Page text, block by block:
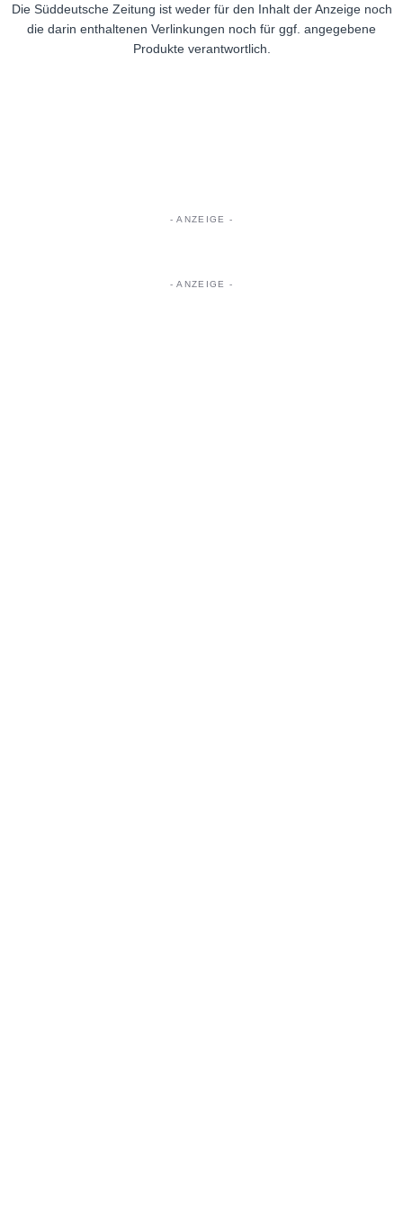
Die Süddeutsche Zeitung ist weder für den Inhalt der Anzeige noch
die darin enthaltenen Verlinkungen noch für ggf. angegebene
Produkte verantwortlich.